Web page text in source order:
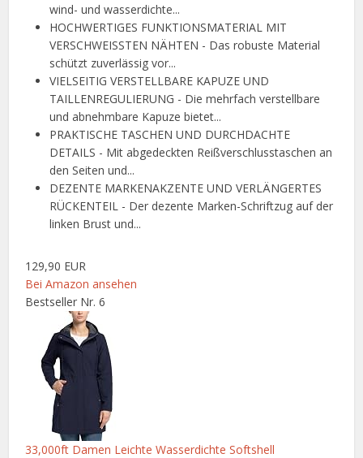
wind- und wasserdichte...
HOCHWERTIGES FUNKTIONSMATERIAL MIT
VERSCHWEISSTEN NÄHTEN - Das robuste Material
schützt zuverlässig vor...
VIELSEITIG VERSTELLBARE KAPUZE UND
TAILLENREGULIERUNG - Die mehrfach verstellbare
und abnehmbare Kapuze bietet...
PRAKTISCHE TASCHEN UND DURCHDACHTE
DETAILS - Mit abgedeckten Reißverschlusstaschen an
den Seiten und...
DEZENTE MARKENAKZENTE UND VERLÄNGERTES
RÜCKENTEIL - Der dezente Marken-Schriftzug auf der
linken Brust und...
129,90 EUR
Bei Amazon ansehen
Bestseller Nr. 6
33,000ft Damen Leichte Wasserdichte Softshell